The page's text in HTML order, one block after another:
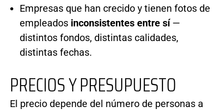
Empresas que han crecido y tienen fotos de
empleados inconsistentes entre sí—
distintos fondos, distintas calidades,
distintas fechas.
PRECIOS Y PRESUPUESTO
El precio depende del número de personas a